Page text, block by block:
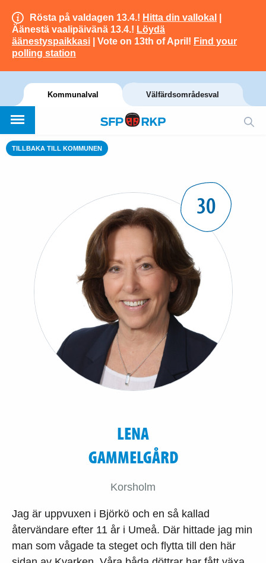
Rösta på valdagen 13.4.! Hitta din vallokal
Äänestä vaalipäivänä 13.4.! Löydä
äänestyspaikkasi | Vote on 13th of April! Find your
polling station
Kommunalval Välfärdsområdesval
TILLBAKA TILL KOMMUNEN
30
LENA
GAMMELGÅRD
Korsholm
Jag är uppvuxen i Björkö och en så kallad
återvändare efter 11 år i Umeå. Där hittade jag min
man som vågade ta steget och flytta till den här